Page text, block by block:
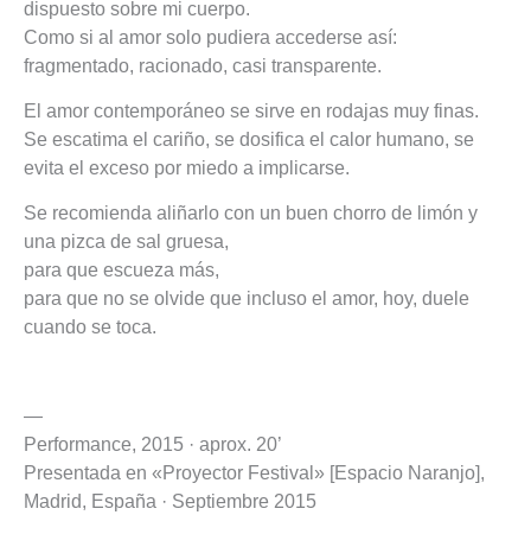
dispuesto sobre mi cuerpo.
Como si al amor solo pudiera accederse así:
fragmentado, racionado, casi transparente.
El amor contemporáneo se sirve en rodajas muy finas.
Se escatima el cariño, se dosifica el calor humano, se
evita el exceso por miedo a implicarse.
Se recomienda aliñarlo con un buen chorro de limón y
una pizca de sal gruesa,
para que escueza más,
para que no se olvide que incluso el amor, hoy, duele
cuando se toca.
—
Performance, 2015 · aprox. 20’
Presentada en «Proyector Festival» [Espacio Naranjo],
Madrid, España · Septiembre 2015